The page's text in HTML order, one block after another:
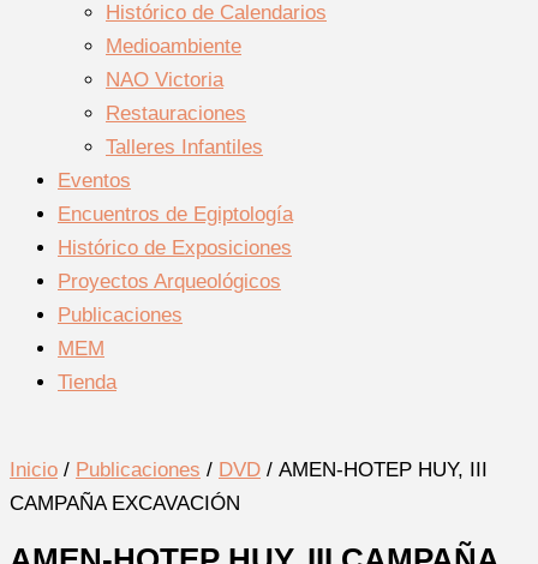
Histórico de Calendarios
Medioambiente
NAO Victoria
Restauraciones
Talleres Infantiles
Eventos
Encuentros de Egiptología
Histórico de Exposiciones
Proyectos Arqueológicos
Publicaciones
MEM
Tienda
Inicio / Publicaciones / DVD / AMEN-HOTEP HUY, III
CAMPAÑA EXCAVACIÓN